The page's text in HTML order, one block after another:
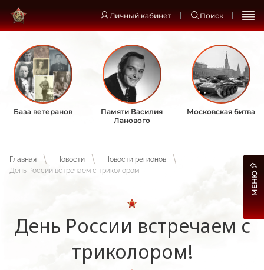
Личный кабинет Поиск
База ветеранов
Памяти Василия
Ланового
Московская битва
Главная Новости
Новости регионов
День России встречаем с триколором!
День России встречаем с
триколором!
МЕНЮ